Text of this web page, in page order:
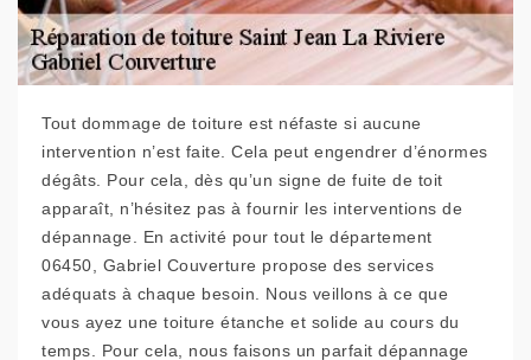
Tout dommage de toiture est néfaste si aucune
intervention n’est faite. Cela peut engendrer d’énormes
dégâts. Pour cela, dès qu’un signe de fuite de toit
apparaît, n’hésitez pas à fournir les interventions de
dépannage. En activité pour tout le département
06450, Gabriel Couverture propose des services
adéquats à chaque besoin. Nous veillons à ce que
vous ayez une toiture étanche et solide au cours du
temps. Pour cela, nous faisons un parfait dépannage